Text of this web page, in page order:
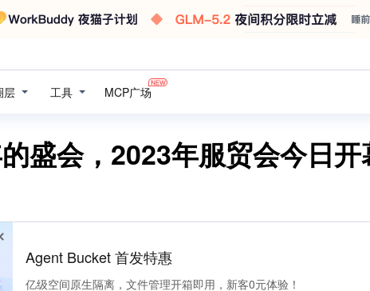
层 工具 MCP广场
盛会，2023年服贸会今日开
Agent Bucket 首发特惠
亿级空间原生隔离，文件管理开箱即用，新客0元体验！